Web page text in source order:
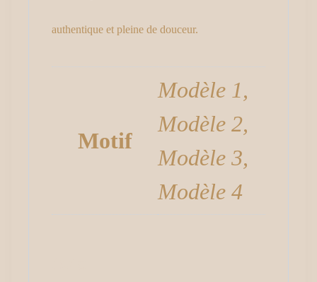
authentique et pleine de douceur.
Motif
Modèle 1,
Modèle 2,
Modèle 3,
Modèle 4